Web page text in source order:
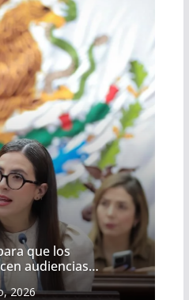
que los
audiencias
obligatoria
2026